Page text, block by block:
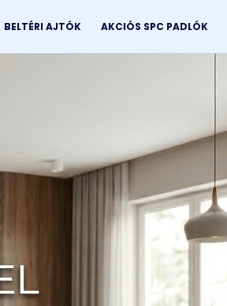
BELTÉRI AJTÓK AKCIÓS SPC PADLÓK